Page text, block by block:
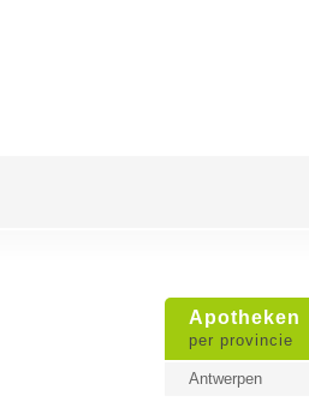
Apotheken
per provincie
Antwerpen